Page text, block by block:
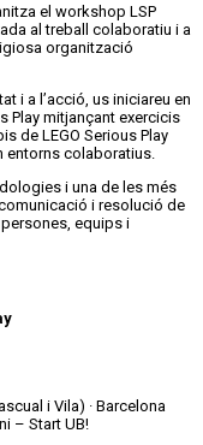
al treball colaboratiu i a
organització
i a l’acció, us iniciareu en
Play mitjançant exercicis
de LEGO Serious Play
colaboratius.
i una de les més
i resolució de
equips i
i Vila) · Barcelona
– Start UB!